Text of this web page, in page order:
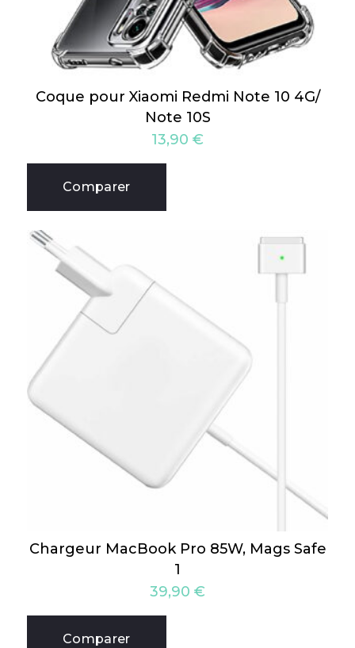
Coque pour Xiaomi Redmi Note 10 4G/
Note 10S
13,90 €
Comparer
Chargeur MacBook Pro 85W, Mags Safe
1
39,90 €
Comparer